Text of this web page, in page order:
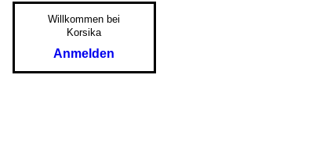
Willkommen bei
Korsika
Anmelden